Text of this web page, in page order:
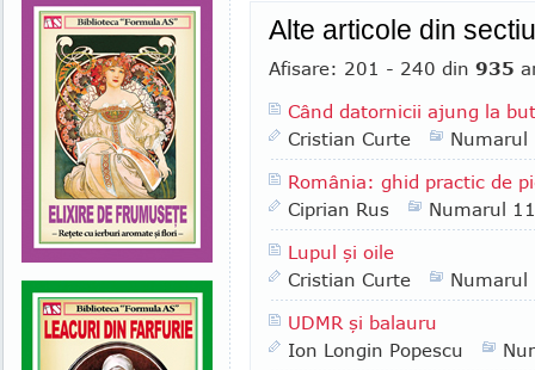
Alte articole din
Afisare: 201 - 240 din 935
Când datornicii ajung la
Cristian Curte
Numarul
România: ghid practic de
Ciprian Rus
Numarul
Lupul şi oile
Cristian Curte
Numarul
UDMR şi balauru
Ion Longin Popescu